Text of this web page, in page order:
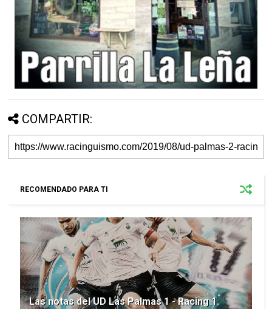
COMPARTIR:
RECOMENDADO PARA TI
Las notas del UD Las Palmas 1 - Racing 1